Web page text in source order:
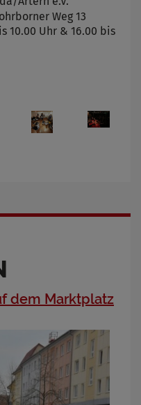
Weg 13
10.00 Uhr & 16.00 bis
dem Marktplatz